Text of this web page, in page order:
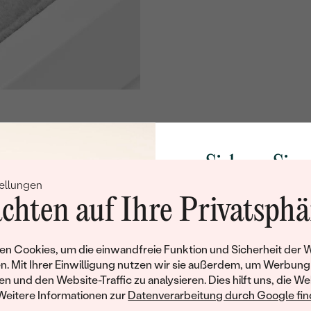
auf Ihre
Cookies, um die einwandfreie Funktion und Sicherheit der
Mit Ihrer Einwilligung nutzen wir sie außerdem, um Werbung
und den Website-Traffic zu analysieren. Dies hilft uns, die
Informationen zur Datenverarbeitung durch Google
dieses Schmuckstück bereits seinen Besitzer
Sichern Sie
Rabatt auf
Werden Sie Teil
und entdecken Sie die
gefertigten Schmucks